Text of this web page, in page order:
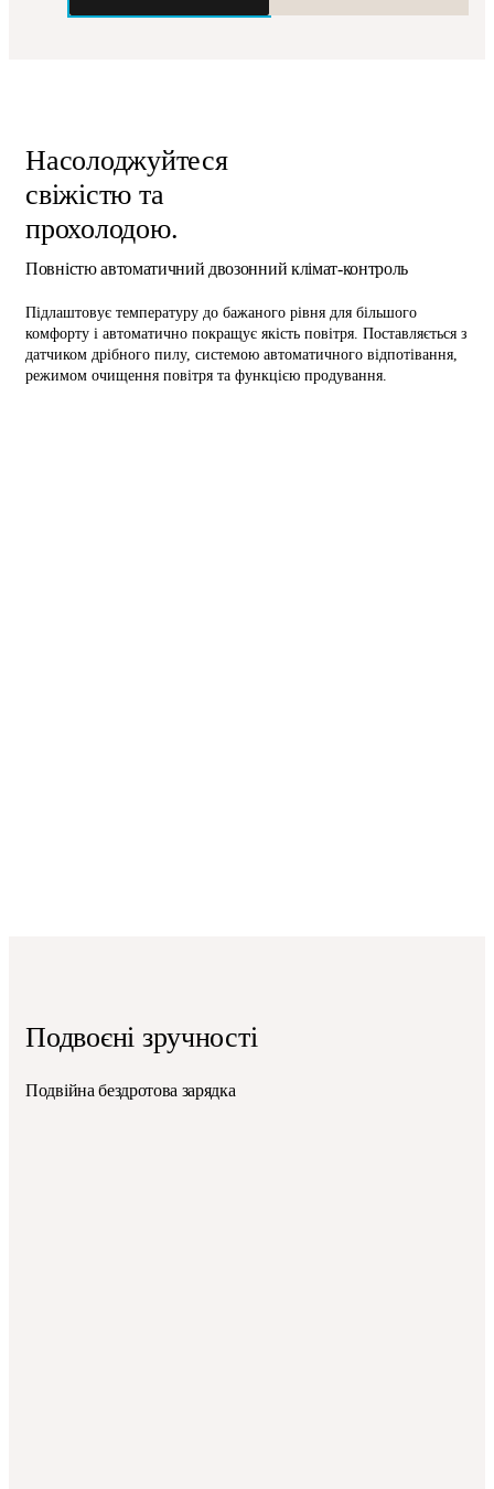
Насолоджуйтеся
свіжістю та
прохолодою.
Повністю автоматичний двозонний клімат-контроль
Підлаштовує температуру до бажаного рівня для більшого
комфорту і автоматично покращує якість повітря. Поставляється з
датчиком дрібного пилу, системою автоматичного відпотівання,
режимом очищення повітря та функцією продування.
Подвоєні зручності
Подвійна бездротова зарядка